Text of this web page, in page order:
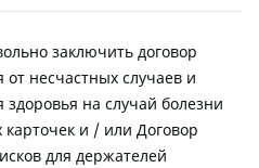
заключить договор
от несчастных случаев и
здоровья на случай болезни
и / или Договор
для держателей